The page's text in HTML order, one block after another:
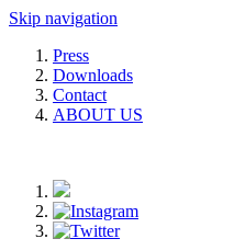
Skip navigation
Press
Downloads
Contact
ABOUT US